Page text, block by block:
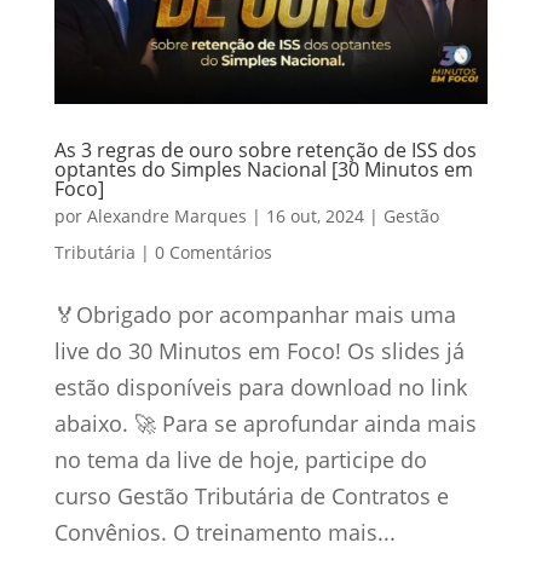
As 3 regras de ouro sobre retenção de ISS dos
optantes do Simples Nacional [30 Minutos em
Foco]
por Alexandre Marques | 16 out, 2024| Gestão
Tributária | 0 Comentários
🏅Obrigado por acompanhar mais uma
live do 30 Minutos em Foco! Os slides já
estão disponíveis para download no link
abaixo. 🚀 Para se aprofundar ainda mais
no tema da live de hoje, participe do
curso Gestão Tributária de Contratos e
Convênios. O treinamento mais...